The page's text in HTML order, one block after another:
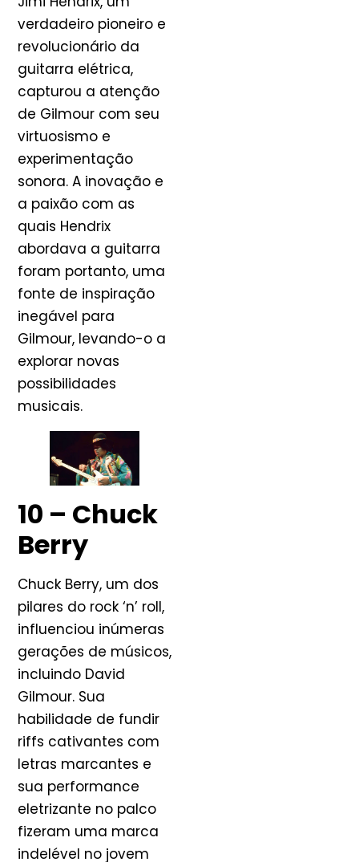
verdadeiro pioneiro e
revolucionário da
guitarra elétrica,
capturou a atenção
de Gilmour com seu
virtuosismo e
experimentação
sonora. A inovação e
a paixão com as
quais Hendrix
abordava a guitarra
foram portanto, uma
fonte de inspiração
inegável para
Gilmour, levando-o a
explorar novas
possibilidades
musicais.
10 – Chuck
Berry
Chuck Berry, um dos
pilares do rock ‘n’ roll,
influenciou inúmeras
gerações de músicos,
incluindo David
Gilmour. Sua
habilidade de fundir
riffs cativantes com
letras marcantes e
sua performance
eletrizante no palco
fizeram uma marca
indelével no jovem